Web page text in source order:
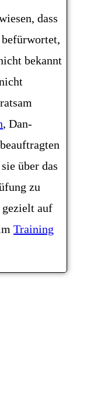
dass
bekannt
, Dan-
über das
zu
auf
Training